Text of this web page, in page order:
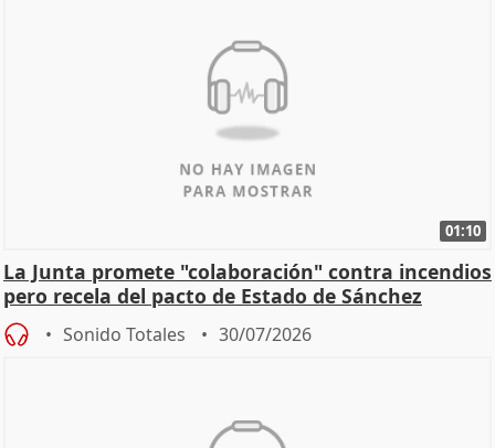
01:10
La Junta promete "colaboración" contra incendios
pero recela del pacto de Estado de Sánchez
Sonido Totales 30/07/2026